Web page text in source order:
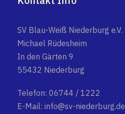
SV Blau-Weiß Niederburg e.V.
Michael Rüdesheim
In den Gärten 9
55432 Niederburg
Telefon: 06744 / 1222
E-Mail: info@sv-niederburg.de